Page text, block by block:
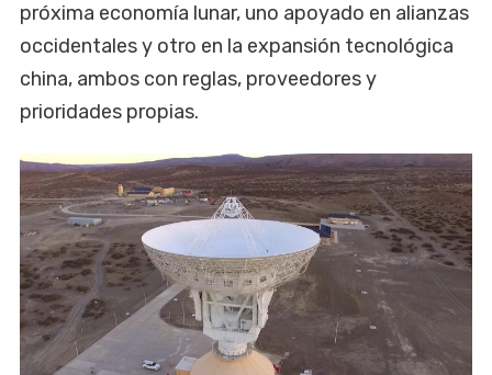
próxima economía lunar, uno apoyado en alianzas
occidentales y otro en la expansión tecnológica
china, ambos con reglas, proveedores y
prioridades propias.